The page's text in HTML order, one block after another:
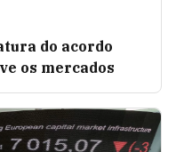
do acordo
os mercados